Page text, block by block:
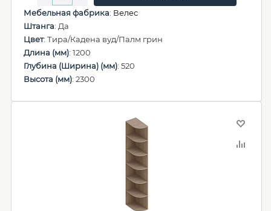
Мебельная фабрика: Велес
Штанга: Да
Цвет: Тира/Кадена вуд/Палм грин
Длина (мм): 1200
Глубина (Ширина) (мм): 520
Высота (мм): 2300